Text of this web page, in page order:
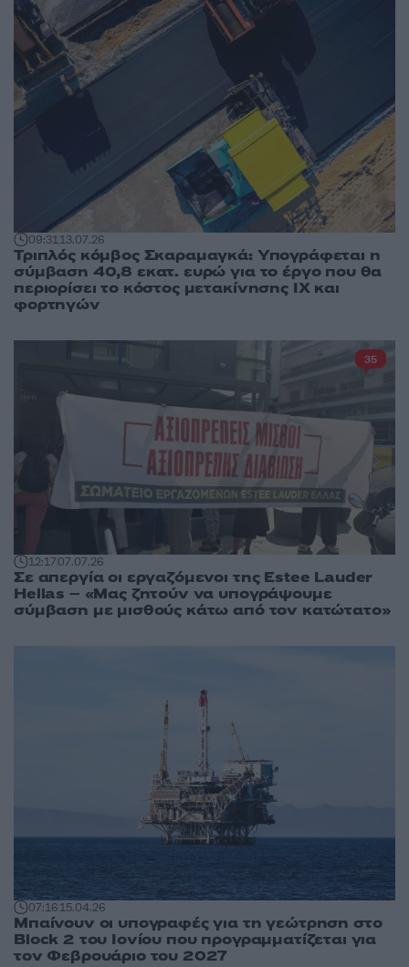
09:3113.07.26
Τριπλός κόμβος Σκαραμαγκά: Υπογράφεται η
σύμβαση 40,8 εκατ. ευρώ για το έργο που θα
περιορίσει το κόστος μετακίνησης ΙΧ και
φορτηγών
12:1707.07.26
Σε απεργία οι εργαζόμενοι της Estee Lauder
Hellas – «Μας ζητούν να υπογράψουμε
σύμβαση με μισθούς κάτω από τον κατώτατο»
35
07:1615.04.26
Μπαίνουν οι υπογραφές για τη γεώτρηση στο
Block 2 του Ιονίου που προγραμματίζεται για
τον Φεβρουάριο του 2027